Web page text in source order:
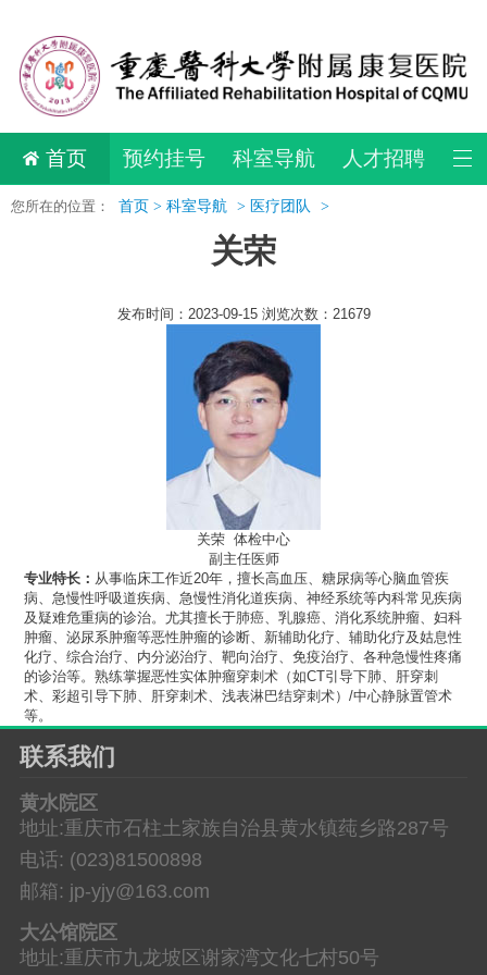
首页 预约挂号 科室导航 人才招聘
您所在的位置： 首页 > 科室导航 > 医疗团队 >
关荣
发布时间：2023-09-15 浏览次数：21679
关荣 体检中心
副主任医师
专业特长： 从事临床工作近20年，擅长高血压、糖尿病等心脑血管疾
病、急慢性呼吸道疾病、急慢性消化道疾病、神经系统等内科常见疾病
及疑难危重病的诊治。尤其擅长于肺癌、乳腺癌、消化系统肿瘤、妇科
肿瘤、泌尿系肿瘤等恶性肿瘤的诊断、新辅助化疗、辅助化疗及姑息性
化疗、综合治疗、内分泌治疗、靶向治疗、免疫治疗、各种急慢性疼痛
的诊治等。熟练掌握恶性实体肿瘤穿刺术（如CT引导下肺、肝穿刺
术、彩超引导下肺、肝穿刺术、浅表淋巴结穿刺术）/中心静脉置管术
等。
联系我们
黄水院区
地址:重庆市石柱土家族自治县黄水镇莼乡路287号
电话: (023)81500898
邮箱: jp-yjy@163.com
大公馆院区
地址:重庆市九龙坡区谢家湾文化七村50号